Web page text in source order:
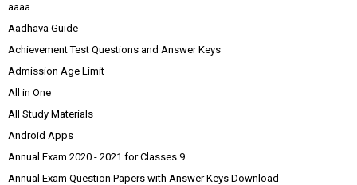
aaaa
Aadhava Guide
Achievement Test Questions and Answer Keys
Admission Age Limit
All in One
All Study Materials
Android Apps
Annual Exam 2020 - 2021 for Classes 9
Annual Exam Question Papers with Answer Keys Download